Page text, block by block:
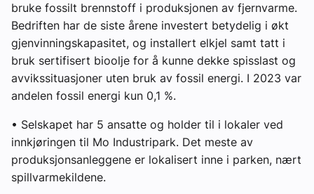
bruke fossilt brennstoff i produksjonen av fjernvarme.
Bedriften har de siste årene investert betydelig i økt
gjenvinningskapasitet, og installert elkjel samt tatt i
bruk sertifisert bioolje for å kunne dekke spisslast og
avvikssituasjoner uten bruk av fossil energi. I 2023 var
andelen fossil energi kun 0,1 %.
• Selskapet har 5 ansatte og holder til i lokaler ved
innkjøringen til Mo Industripark. Det meste av
produksjonsanleggene er lokalisert inne i parken, nært
spillvarmekildene.